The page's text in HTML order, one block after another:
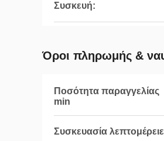
Συσκευή:
Όροι πληρωμής &
Ποσότητα παραγγελίας
min
Συσκευασία